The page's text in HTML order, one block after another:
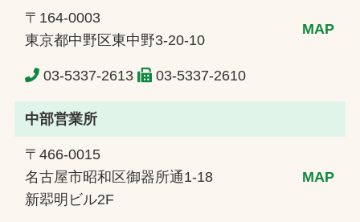
〒164-0003
東京都中野区東中野3-20-10
MAP
03-5337-2613 03-5337-2610
中部営業所
〒466-0015
名古屋市昭和区御器所通1-18
新翆明ビル2F
MAP